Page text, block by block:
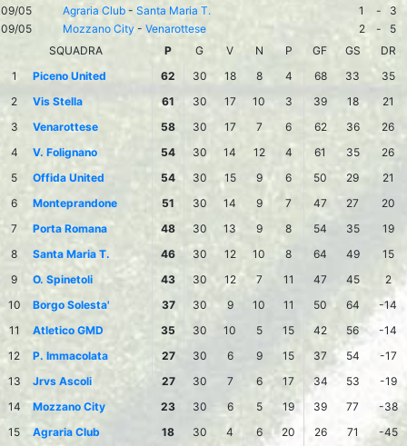
09/05
Agraria Club - Santa Maria T. 1 -
3
09/05
Mozzano City - Venarottese 2 -
5
SQUADRA
P G V N P GF GS
DR
1
Piceno United 62 30 18 8 4 68 33
35
2
Vis Stella 61 30 17 10 3 39 18
21
3
Venarottese 58 30 17 7 6 62 36
26
4
V. Folignano 54 30 14 12 4 61 35
26
5
Offida United 54 30 15 9 6 50 29
21
6
Monteprandone 51 30 14 9 7 47 27
20
7
Porta Romana 48 30 13 9 8 54 35
19
8
Santa Maria T. 46 30 12 10 8 64 49
15
9
O. Spinetoli 43 30 12 7 11 47 45
2
10
Borgo Solesta' 37 30 9 10 11 50 64
-14
11
Atletico GMD 35 30 10 5 15 42 56
-14
12
P. Immacolata 27 30 6 9 15 37 54
-17
13
Jrvs Ascoli 27 30 7 6 17 34 53
-19
14
Mozzano City 23 30 6 5 19 39 77
-38
15
Agraria Club 18 30 4 6 20 26 71 -45